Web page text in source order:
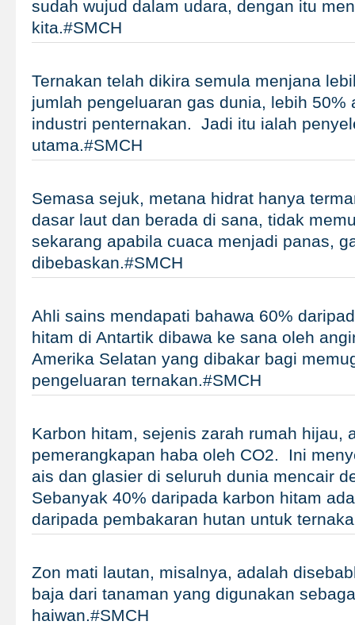
sudah wujud dalam udara, dengan itu
kita.#SMCH
Ternakan telah dikira semula menjana
jumlah pengeluaran gas dunia, lebih 50%
industri penternakan. Jadi itu ialah
utama.#SMCH
Semasa sejuk, metana hidrat hanya
dasar laut dan berada di sana, tidak
sekarang apabila cuaca menjadi panas,
dibebaskan.#SMCH
Ahli sains mendapati bahawa 60%
hitam di Antartik dibawa ke sana oleh
Amerika Selatan yang dibakar bagi
pengeluaran ternakan.#SMCH
Karbon hitam, sejenis zarah rumah hijau,
pemerangkapan haba oleh CO2. Ini
ais dan glasier di seluruh dunia mencair
Sebanyak 40% daripada karbon hitam
daripada pembakaran hutan untuk
Zon mati lautan, misalnya, adalah
baja dari tanaman yang digunakan
haiwan.#SMCH